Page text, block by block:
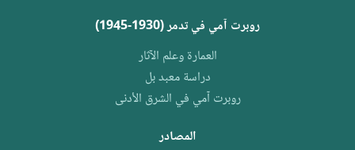
روبرت آمي في تدمر (1930-1945)
العمارة وعلم الآثار
دراسة معبد بل
روبرت آمي في الشرق الأدنى
المصادر